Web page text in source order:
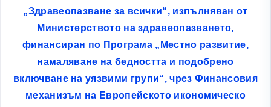
„Здравеопазване за всички“, изпълняван от
Министерството на здравеопазването,
финансиран по Програма „Местно развитие,
намаляване на бедността и подобрено
включване на уязвими групи“, чрез Финансовия
механизъм на Европейското икономическо